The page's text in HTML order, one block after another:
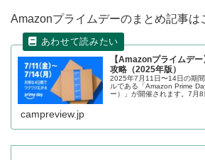
Amazonプライムデーのまとめ記事は
【Amazonプライムデ
攻略（2025年版）
2025年7月11日〜14日の期
ルである「Amazon Prime
ー）」が開催されます。7月8
セール前の準備、セール対
campreview.jp